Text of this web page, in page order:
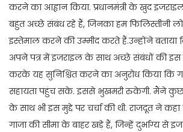
करने का आह्वान किया. प्रधानमंत्री के खुद
बहुत अच्छे संबंध रहे हैं, जिनका हम फिलिस्तीनी
इस्तेमाल करने की उम्मीद करते हैं.उन्होंने बताया
अपने पत्र में इजराइल के साथ अच्छे संबंधों की
करके यह सुनिश्चित करने का अनुरोध किया कि
सहायता पहुंच सके. इससे भुखमरी रुकेगी. मैंने कुछ
के साथ भी इस मुद्दे पर चर्चा की थी. राजदूत ने कहा
गाजा की सीमा के बाहर खड़े हैं, जिन्हें दुर्भाग्य से